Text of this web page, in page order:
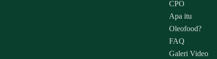
CPO
Apa itu
Oleofood?
FAQ
Galeri Video